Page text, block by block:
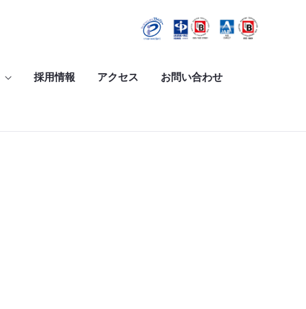
採用情報 アクセス お問い合わせ